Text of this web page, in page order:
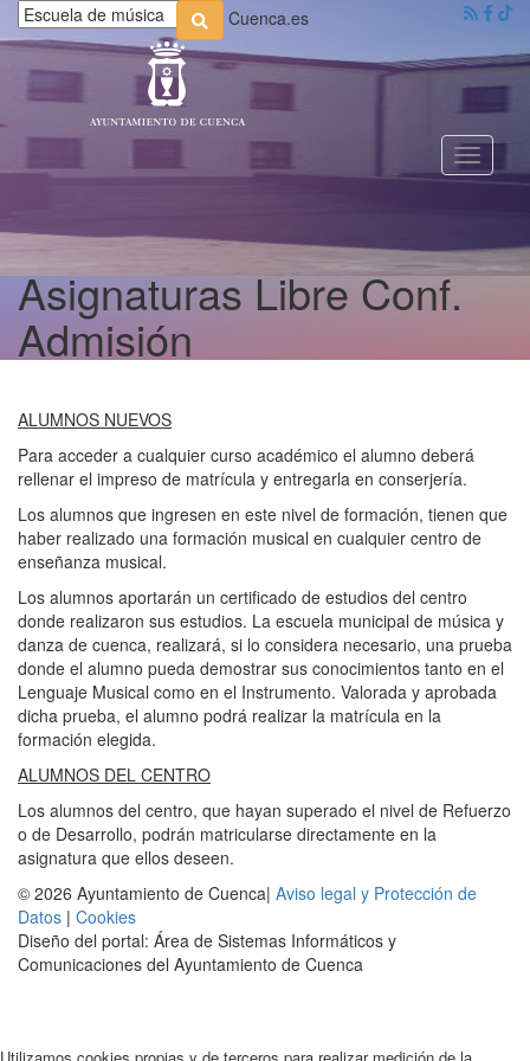
Cuenca.es
Toggle
Asignaturas Libre Conf.
Admisión
ALUMNOS NUEVOS
Para acceder a cualquier curso académico el alumno deberá
rellenar el impreso de matrícula y entregarla en conserjería.
Los alumnos que ingresen en este nivel de formación, tienen que
haber realizado una formación musical en cualquier centro de
enseñanza musical.
Los alumnos aportarán un certificado de estudios del centro
donde realizaron sus estudios. La escuela municipal de música y
danza de cuenca, realizará, si lo considera necesario, una prueba
donde el alumno pueda demostrar sus conocimientos tanto en el
Lenguaje Musical como en el Instrumento. Valorada y aprobada
dicha prueba, el alumno podrá realizar la matrícula en la
formación elegida.
ALUMNOS DEL CENTRO
Los alumnos del centro, que hayan superado el nivel de Refuerzo
o de Desarrollo, podrán matricularse directamente en la
asignatura que ellos deseen.
© 2026 Ayuntamiento de Cuenca| Aviso legal y Protección de
Datos | Cookies
Diseño del portal: Área de Sistemas Informáticos y
Comunicaciones del Ayuntamiento de Cuenca